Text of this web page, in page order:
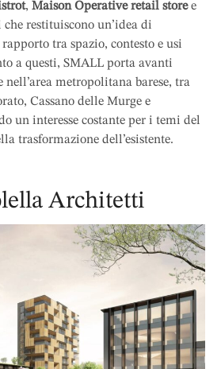
, Maison Operative retail storee
restituiscono un’idea di
tra spazio, contesto e usi
a questi, SMALL porta avanti
nell’area metropolitana barese, tra
Cassano delle Murge e
un interesse costante per i temi del
trasformazione dell’esistente.
Architetti